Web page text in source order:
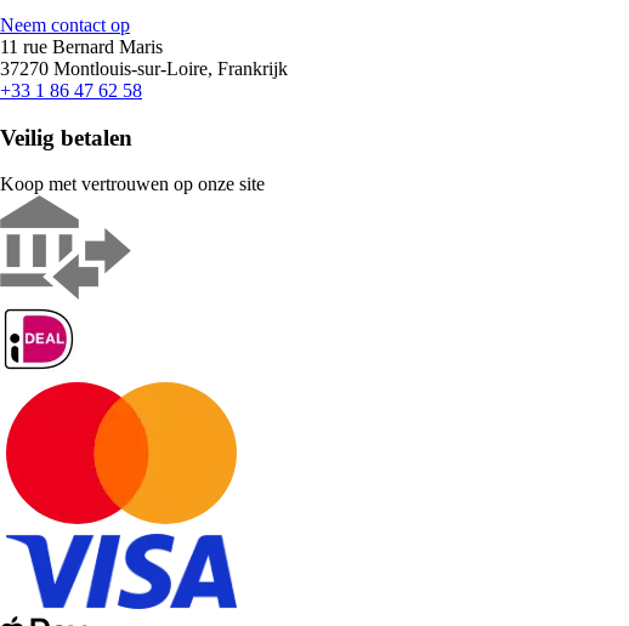
Neem contact op
11 rue Bernard Maris
37270 Montlouis-sur-Loire, Frankrijk
+33 1 86 47 62 58
Veilig betalen
Koop met vertrouwen op onze site